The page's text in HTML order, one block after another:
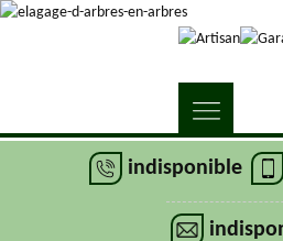
indisponible